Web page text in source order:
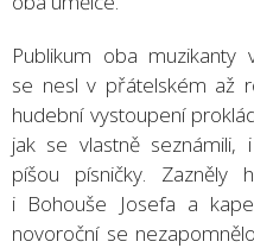
Publikum oba
se nesl v přátelském až
hudební vystoupení
jak se vlastně seznámili,
píšou písničky.
i Bohouše Josefa a
novoroční se